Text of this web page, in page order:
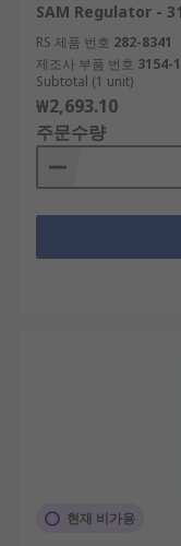
SAM Regulator -
RS 제품 번호 282-8341
제조사 부품 번호 3154-
Subtotal (1 unit)
₩2,693.10
주문수량
현재 비가용